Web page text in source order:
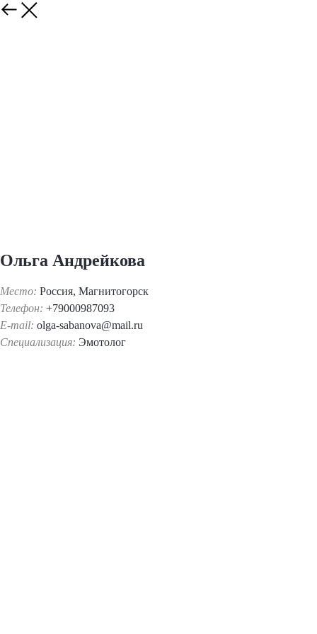
Ольга Андрейкова
Место: Россия, Магнитогорск
Телефон: +79000987093
E-mail: olga-sabanova@mail.ru
Специализация: Эмотолог